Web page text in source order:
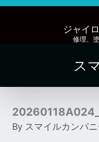
内
ッ
ジャイ
修理、
ス
By スマイルカンパ